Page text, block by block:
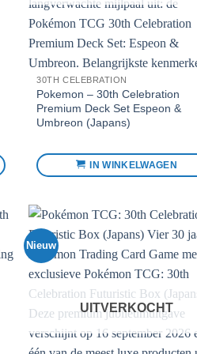
30TH CELEBRATION
Pokemon – 30th Celebration
Premium Deck Set Espeon &
Umbreon (Japans)
IN WINKELWAGEN
Nieuw
UITVERKOCHT